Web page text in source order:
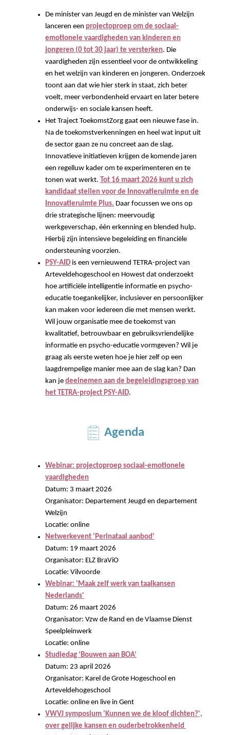
De minister van Jeugd en de minister van Welzijn
lanceren een projectoproep om de sociaal-
emotionele vaardigheden van kinderen en
jongeren (0 tot 30 jaar) te versterken. Die
vaardigheden zijn essentieel voor de ontwikkeling
en het welzijn van kinderen en jongeren. Onderzoek
toont aan dat wie hier sterk in staat, zich beter
voelt, meer verbondenheid ervaart en later betere
onderwijs- en sociale kansen heeft.
Het Traject ToekomstZorg gaat een nieuwe fase in.
Na de toekomstverkenningen en heel wat input uit
de sector gaan ze nu concreet aan de slag.
Innovatieve initiatieven krijgen de komende jaren
een regelluw kader om te experimenteren en te
tonen wat werkt. Tot 16 maart 2026 kunt u zich
kandidaat stellen voor de Innovatieruimte en de
Innovatieruimte Plus. Daar focussen we ons op
drie strategische lijnen: meervoudig
werkgeverschap, één erkenning en blended hulp.
Hierbij zijn intensieve begeleiding en financiële
ondersteuning voorzien.
PSY-AID is een vernieuwend TETRA-project van
Arteveldehogeschool en Howest dat onderzoekt
hoe artificiële intelligentie informatie en psycho-
educatie toegankelijker, inclusiever en persoonlijker
kan maken voor iedereen die met mensen werkt.
Wil jouw organisatie mee de toekomst van
kwalitatief, betrouwbaar en gebruiksvriendelijke
informatie en psycho-educatie vormgeven? Wil je
graag als eerste weten hoe je hier zelf op een
laagdrempelige manier mee aan de slag kan? Dan
kan je deelnemen aan de begeleidingsgroep van
het TETRA-project PSY-AID.
Agenda
Webinar: projectoproep sociaal-emotionele
vaardigheden
Datum: 3 maart 2026
Organisator: Departement Jeugd en departement
Welzijn
Locatie: online
Netwerkevent 'Perinataal aanbod'
Datum: 19 maart 2026
Organisator: ELZ BraViO
Locatie: Vilvoorde
Webinar: 'Maak zelf werk van taalkansen
Nederlands'
Datum: 26 maart 2026
Organisator: Vzw de Rand en de Vlaamse Dienst
Speelpleinwerk
Locatie: online
Studiedag ‘Bouwen aan BOA’
Datum: 23 april 2026
Organisator: Karel de Grote Hogeschool en
Arteveldehogeschool
Locatie: online en live in Gent
VWVJ symposium 'Kunnen we de kloof dichten?',
over gelijke kansen en ouderbetrokkenheid